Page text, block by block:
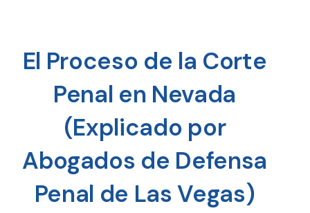
El Proceso de la Corte
Penal en Nevada
(Explicado por
Abogados de Defensa
Penal de Las Vegas)